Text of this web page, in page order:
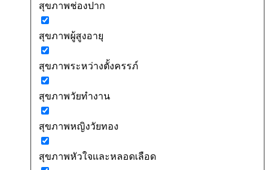
สุขภาพช่องปาก
สุขภาพผู้สูงอายุ
สุขภาพระหว่างตั้งครรภ์
สุขภาพวัยทำงาน
สุขภาพหญิงวัยทอง
สุขภาพหัวใจและหลอดเลือด